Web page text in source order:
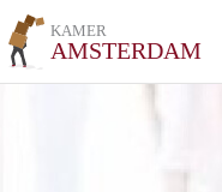
KAMER
AMSTERDAM